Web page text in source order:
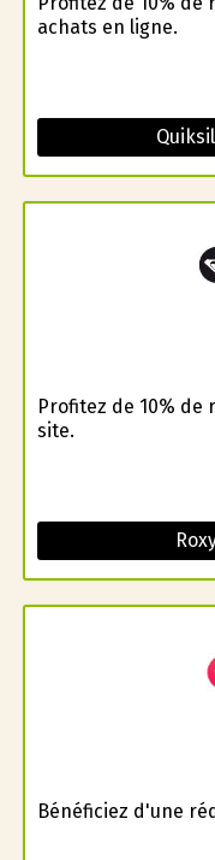
achats en ligne.
Profitez de 10%
site.
Bénéficiez d'une